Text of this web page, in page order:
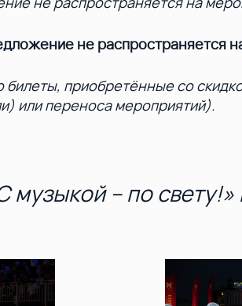
не распространяется
приобретённые со
или переноса мероприятий).
музыкой – по